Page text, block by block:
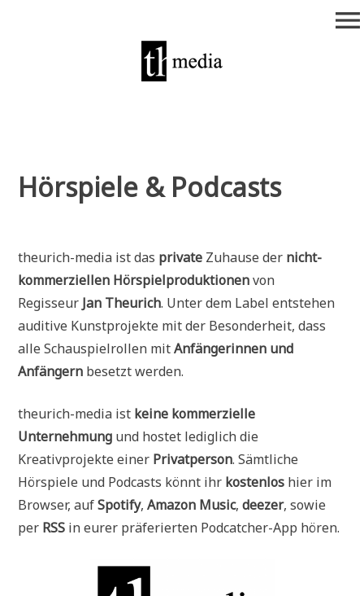
menu
Hörspiele & Podcasts
theurich-media ist das private Zuhause der nicht-
kommerziellen Hörspielproduktionenvon
Regisseur Jan Theurich. Unter dem Label entstehen
auditive Kunstprojekte mit der Besonderheit, dass
alle Schauspielrollen mitAnfängerinnen und
Anfängern besetzt werden.
theurich-media ist keine kommerzielle
Unternehmung und hostet lediglich die
Kreativprojekte einer Privatperson. Sämtliche
Hörspiele und Podcasts könnt ihr kostenlos hier im
Browser, aufSpotify,Amazon Music,deezer, sowie
per RSS in eurer präferierten Podcatcher-App hören.